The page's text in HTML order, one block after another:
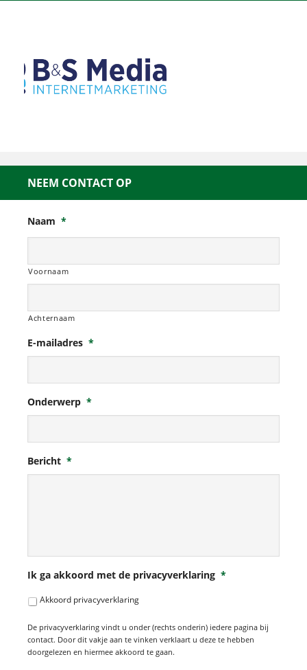
NEEM CONTACT OP
Naam *
Voornaam
Achternaam
E-mailadres *
Onderwerp *
Bericht *
Ik ga akkoord met de privacyverklaring *
Akkoord privacyverklaring
De privacyverklaring vindt u onder (rechts onderin) iedere pagina bij
contact. Door dit vakje aan te vinken verklaart u deze te hebben
doorgelezen en hiermee akkoord te gaan.